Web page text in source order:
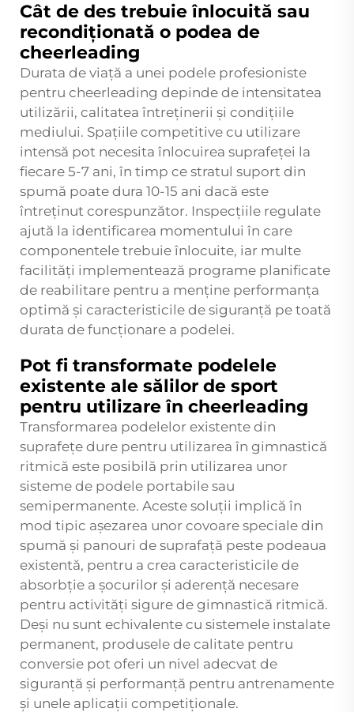
Cât de des trebuie înlocuită sau
recondiționată o podea de
cheerleading
Durata de viață a unei podele profesioniste
pentru cheerleading depinde de intensitatea
utilizării, calitatea întreținerii și condițiile
mediului. Spațiile competitive cu utilizare
intensă pot necesita înlocuirea suprafeței la
fiecare 5-7 ani, în timp ce stratul suport din
spumă poate dura 10-15 ani dacă este
întreținut corespunzător. Inspecțiile regulate
ajută la identificarea momentului în care
componentele trebuie înlocuite, iar multe
facilități implementează programe planificate
de reabilitare pentru a menține performanța
optimă și caracteristicile de siguranță pe toată
durata de funcționare a podelei.
Pot fi transformate podelele
existente ale sălilor de sport
pentru utilizare în cheerleading
Transformarea podelelor existente din
suprafețe dure pentru utilizarea în gimnastică
ritmică este posibilă prin utilizarea unor
sisteme de podele portabile sau
semipermanente. Aceste soluții implică în
mod tipic așezarea unor covoare speciale din
spumă și panouri de suprafață peste podeaua
existentă, pentru a crea caracteristicile de
absorbție a șocurilor și aderență necesare
pentru activități sigure de gimnastică ritmică.
Deși nu sunt echivalente cu sistemele instalate
permanent, produsele de calitate pentru
conversie pot oferi un nivel adecvat de
siguranță și performanță pentru antrenamente
și unele aplicații competiționale.